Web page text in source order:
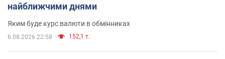
найближчими днями
Яким буде курс валюти в обмінниках
6.08.2026 22:58 152,1 т.